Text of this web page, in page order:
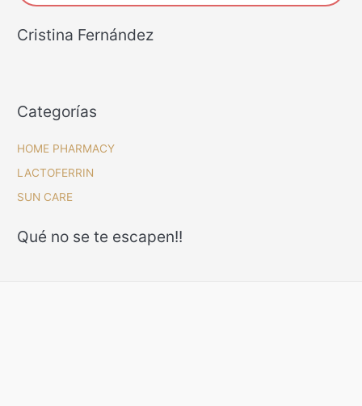
de
CrisEssens
Cristina Fernández
Categorías
HOME PHARMACY
LACTOFERRIN
SUN CARE
Qué no se te escapen!!